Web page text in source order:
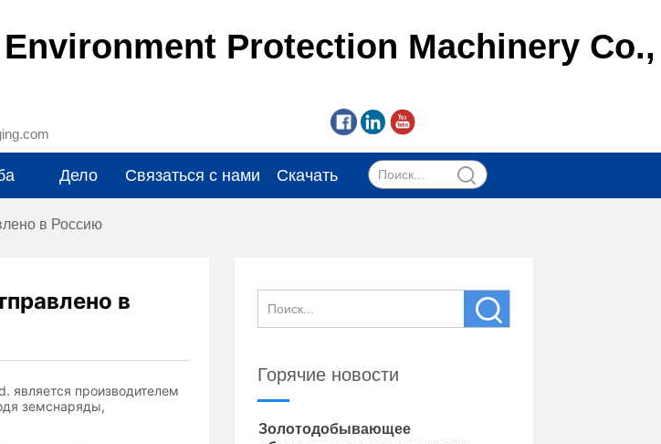
Protection Machinery Co.,
Дело Связаться с нами Скачать
в Россию
в
Горячие новости
Золотодобывающее